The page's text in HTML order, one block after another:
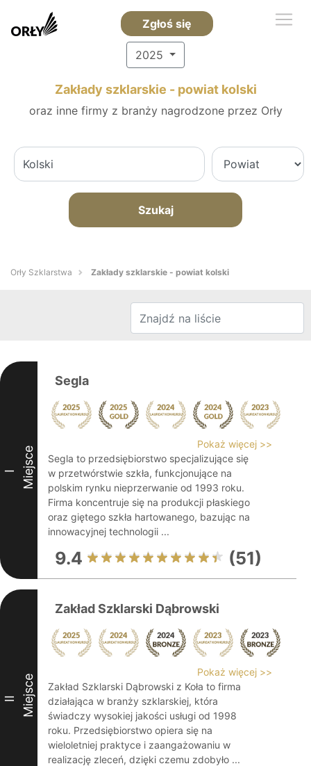
Zgłoś się
2025
Zakłady szklarskie - powiat kolski
oraz inne firmy z branży nagrodzone przez Orły
Szukaj
Orły Szklarstwa Zakłady szklarskie - powiat kolski
I Miejsce
Segla
Pokaż więcej >>
Segla to przedsiębiorstwo specjalizujące się
w przetwórstwie szkła, funkcjonujące na
polskim rynku nieprzerwanie od 1993 roku.
Firma koncentruje się na produkcji płaskiego
oraz giętego szkła hartowanego, bazując na
innowacyjnej technologii ...
9.4 (51)
II Miejsce
Zakład Szklarski Dąbrowski
Pokaż więcej >>
Zakład Szklarski Dąbrowski z Koła to firma
działająca w branży szklarskiej, która
świadczy wysokiej jakości usługi od 1998
roku. Przedsiębiorstwo opiera się na
wieloletniej praktyce i zaangażowaniu w
realizację zleceń, dzięki czemu zdobyło ...